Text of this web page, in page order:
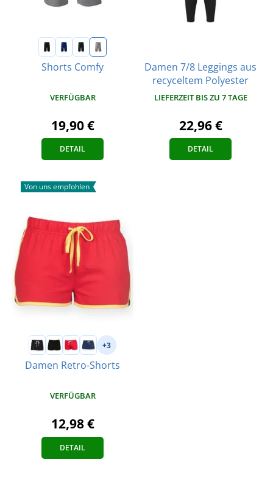
Shorts Comfy
VERFÜGBAR
19,90 €
DETAIL
Damen 7/8 Leggings aus
recyceltem Polyester
LIEFERZEIT BIS ZU 7 TAGE
22,96 €
DETAIL
Von uns empfohlen
+3
Damen Retro-Shorts
VERFÜGBAR
12,98 €
DETAIL